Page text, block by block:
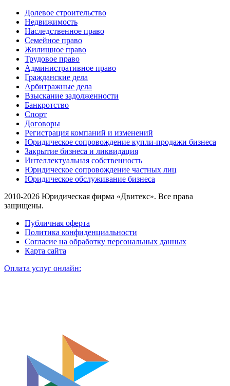
Долевое строительство
Недвижимость
Наследственное право
Семейное право
Жилищное право
Трудовое право
Административное право
Гражданские дела
Арбитражные дела
Взыскание задолженности
Банкротство
Спорт
Договоры
Регистрация компаний и изменений
Юридическое сопровождение купли-продажи бизнеса
Закрытие бизнеса и ликвидация
Интеллектуальная собственность
Юридическое сопровождение частных лиц
Юридическое обслуживание бизнеса
2010-2026 Юридическая фирма «Двитекс». Все права
защищены.
Публичная оферта
Политика конфиденциальности
Согласие на обработку персональных данных
Карта сайта
Оплата услуг онлайн: